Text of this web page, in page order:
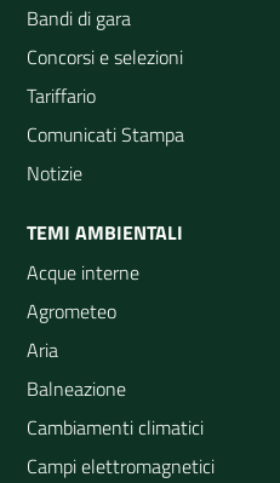
Bandi di gara
Concorsi e selezioni
Tariffario
Comunicati Stampa
Notizie
TEMI AMBIENTALI
Acque interne
Agrometeo
Aria
Balneazione
Cambiamenti climatici
Campi elettromagnetici